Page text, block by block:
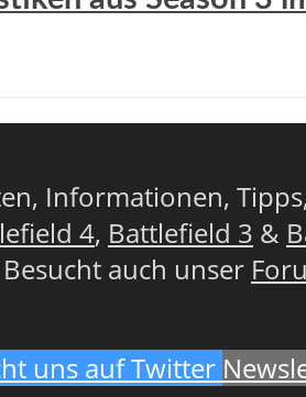
Informationen,
4, Battlefield 3 &
auch unser
uns auf Twitter